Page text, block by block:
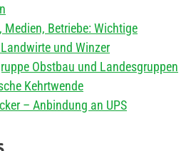
Medien, Betriebe: Wichtige
und Winzer
Obstbau und Landesgruppen
Kehrtwende
– Anbindung an UPS